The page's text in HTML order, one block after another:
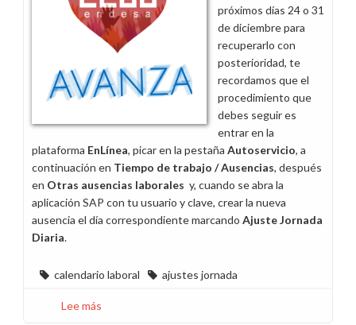
próximos días 24 o 31
de diciembre para
recuperarlo con
posterioridad, te
recordamos que el
procedimiento que
debes seguir es
entrar en la
plataforma EnLínea, picar en la pestaña Autoservicio, a
continuación en Tiempo de trabajo / Ausencias, después
en Otras ausencias laborales y, cuando se abra la
aplicación SAP con tu usuario y clave, crear la nueva
ausencia el día correspondiente marcando Ajuste Jornada
Diaria.
calendario laboral ajustes jornada
Lee más